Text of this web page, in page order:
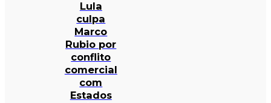
Lula
culpa
Marco
Rubio por
conflito
comercial
com
Estados